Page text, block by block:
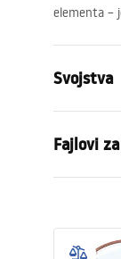
elementa –
Svojstva
Način
Boja
Materijal
Fajlovi